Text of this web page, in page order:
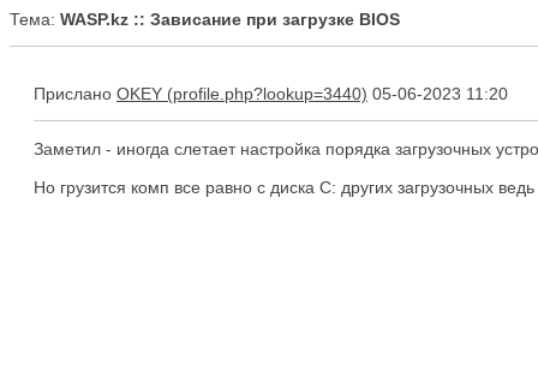
Тема: WASP.kz :: Зависание при загрузке BIOS
Прислано OKEY 05-06-2023 11:20
Заметил - иногда слетает настройка порядка загрузочных
Но грузится комп все равно с диска С: других загрузочных